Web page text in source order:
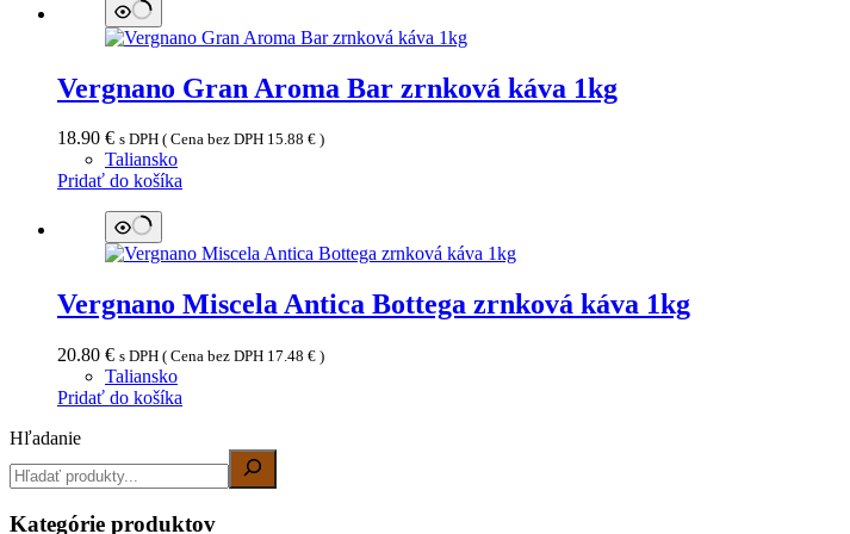
Vergnano Gran Aroma Bar zrnková káva 1kg
18.90 € s DPH ( Cena bez DPH 15.88 € )
Taliansko
Pridať do košíka
Vergnano Miscela Antica Bottega zrnková káva 1kg
20.80 € s DPH ( Cena bez DPH 17.48 € )
Taliansko
Pridať do košíka
Hľadanie
Kategórie produktov